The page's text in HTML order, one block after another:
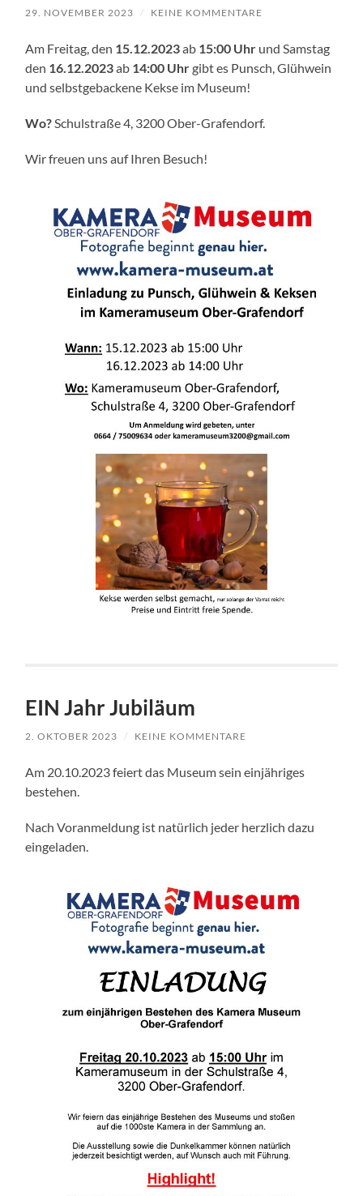
29. NOVEMBER 2023 / KEINE KOMMENTARE
Am Freitag, den 15.12.2023ab 15:00 Uhr und Samstag
den 16.12.2023ab 14:00 Uhrgibt es Punsch, Glühwein
und selbstgebackene Kekse im Museum!
Wo?Schulstraße 4, 3200 Ober-Grafendorf.
Wir freuen uns auf Ihren Besuch!
EIN Jahr Jubiläum
2. OKTOBER 2023 / KEINE KOMMENTARE
Am 20.10.2023 feiert das Museum sein einjähriges
bestehen.
Nach Voranmeldung ist natürlich jeder herzlich dazu
eingeladen.